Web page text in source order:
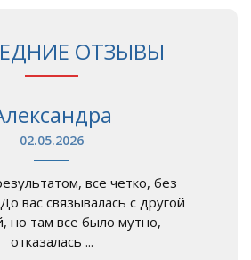
ОТЗЫВЫ
02.05.2026
все четко, без
вас связывалась с другой
но там все было мутно,
отказалась ...